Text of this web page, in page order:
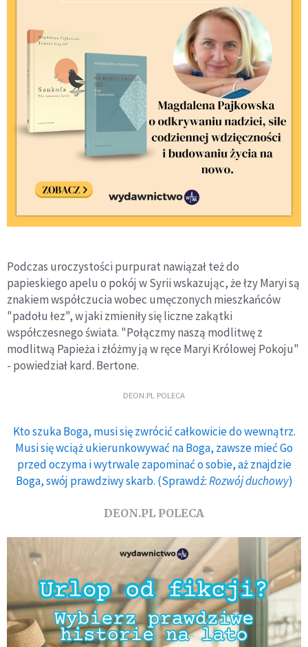
Podczas uroczystości purpurat nawiązał też do
papieskiego apelu o pokój w Syrii wskazując, że łzy Maryi są
znakiem współczucia wobec umęczonych mieszkańców
"padołu łez", w jaki zmieniły się liczne zakątki
współczesnego świata. "Połączmy naszą modlitwę z
modlitwą Papieża i złóżmy ją w ręce Maryi Królowej Pokoju"
- powiedział kard. Bertone.
DEON.PL POLECA
Kto szuka Boga, musi się zwrócić całkowicie do wewnątrz.
Musi się wciąż ukierunkowywać na Boga, zawsze mieć Go
przed oczyma i wytrwale zapominać o sobie, aż znajdzie
Boga, swój prawdziwy skarb. (Sprawdź:Rozwój duchowy)
DEON.PL POLECA